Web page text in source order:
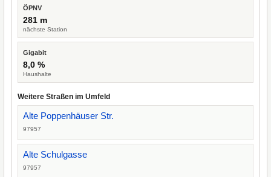
ÖPNV
281 m
nächste Station
Gigabit
8,0 %
Haushalte
Weitere Straßen im Umfeld
Alte Poppenhäuser Str.
97957
Alte Schulgasse
97957